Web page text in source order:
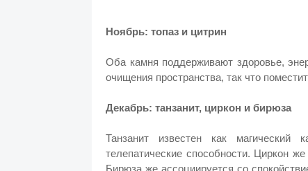
Ноябрь: топаз и цитрин
Оба камня поддерживают здоровье,
очищения пространства, так что
Декабрь: танзанит, циркон и бирюза
Танзанит известен как магический
телепатические способности. Циркон
Бирюза же ассоциируется со